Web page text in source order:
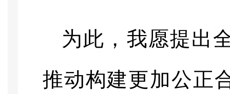
为此，我愿提出
推动构建更加公正